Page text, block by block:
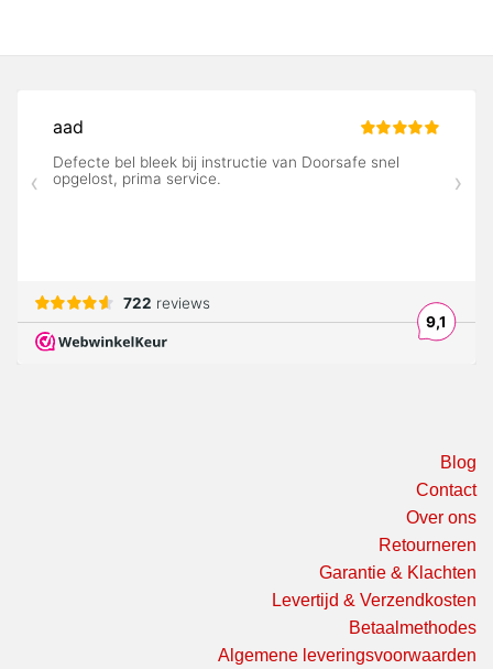
Blog
Contact
Over ons
Retourneren
Garantie & Klachten
Levertijd & Verzendkosten
Betaalmethodes
Algemene leveringsvoorwaarden